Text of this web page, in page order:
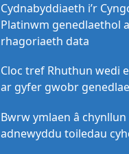
Cydnabyddiaeth i’r
Platinwm genedlaethol
rhagoriaeth data
Cloc tref Rhuthun wedi
ar gyfer gwobr
Bwrw ymlaen â chynllun
adnewyddu toiledau